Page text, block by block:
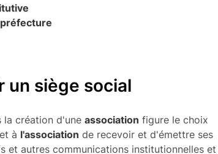
préfecture
un siège social
la création d'une association figure le choix
à l'association de recevoir et d'émettre ses
et autres communications institutionnelles et